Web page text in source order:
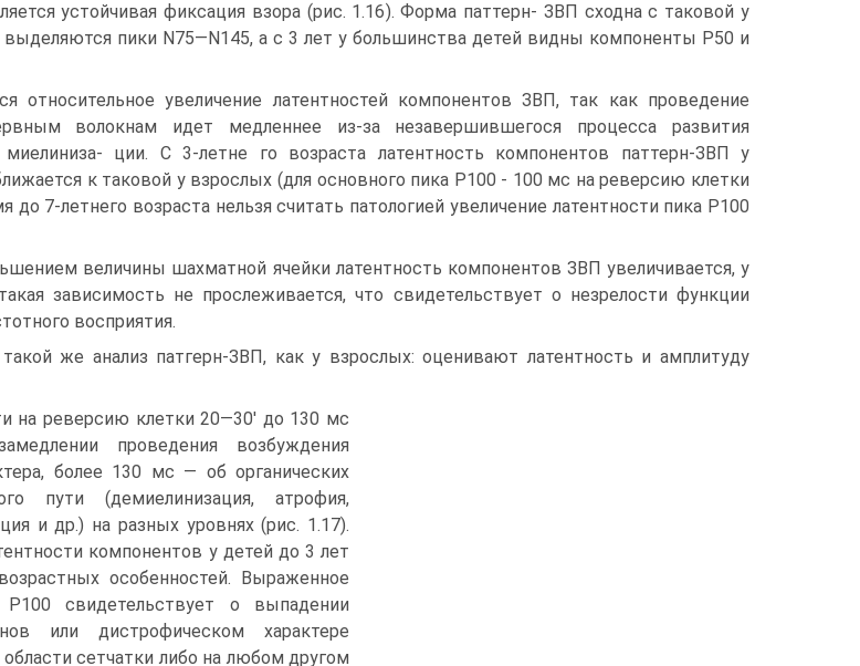
устойчивая фиксация взора (рис. 1.16). Форма паттерн- ЗВП сходна с таковой у
выделяются пики N75—N145, а с 3 лет у большинства детей видны компоненты Р50 и
относительное увеличение латентностей компонентов ЗВП, так как проведение
волокнам идет медленнее из-за незавершившегося процесса развития
ции. С 3-летне го возраста латентность компонентов паттерн-ЗВП у
к таковой у взрослых (для основного пика Р100 - 100 мс на реверсию клетки
7-летнего возраста нельзя считать патологией увеличение латентности пика Р100
величины шахматной ячейки латентность компонентов ЗВП увеличивается, у
зависимость не прослеживается, что свидетельствует о незрелости функции
восприятия.
же анализ патгерн-ЗВП, как у взрослых: оценивают латентность и амплитуду
на реверсию клетки 20—30' до 130 мс
проведения возбуждения
более 130 мс — об органических
пути (демиелинизация, атрофия,
и др.) на разных уровнях (рис. 1.17).
компонентов у детей до 3 лет
особенностей. Выраженное
свидетельствует о выпадении
или дистрофическом характере
сетчатки либо на любом другом